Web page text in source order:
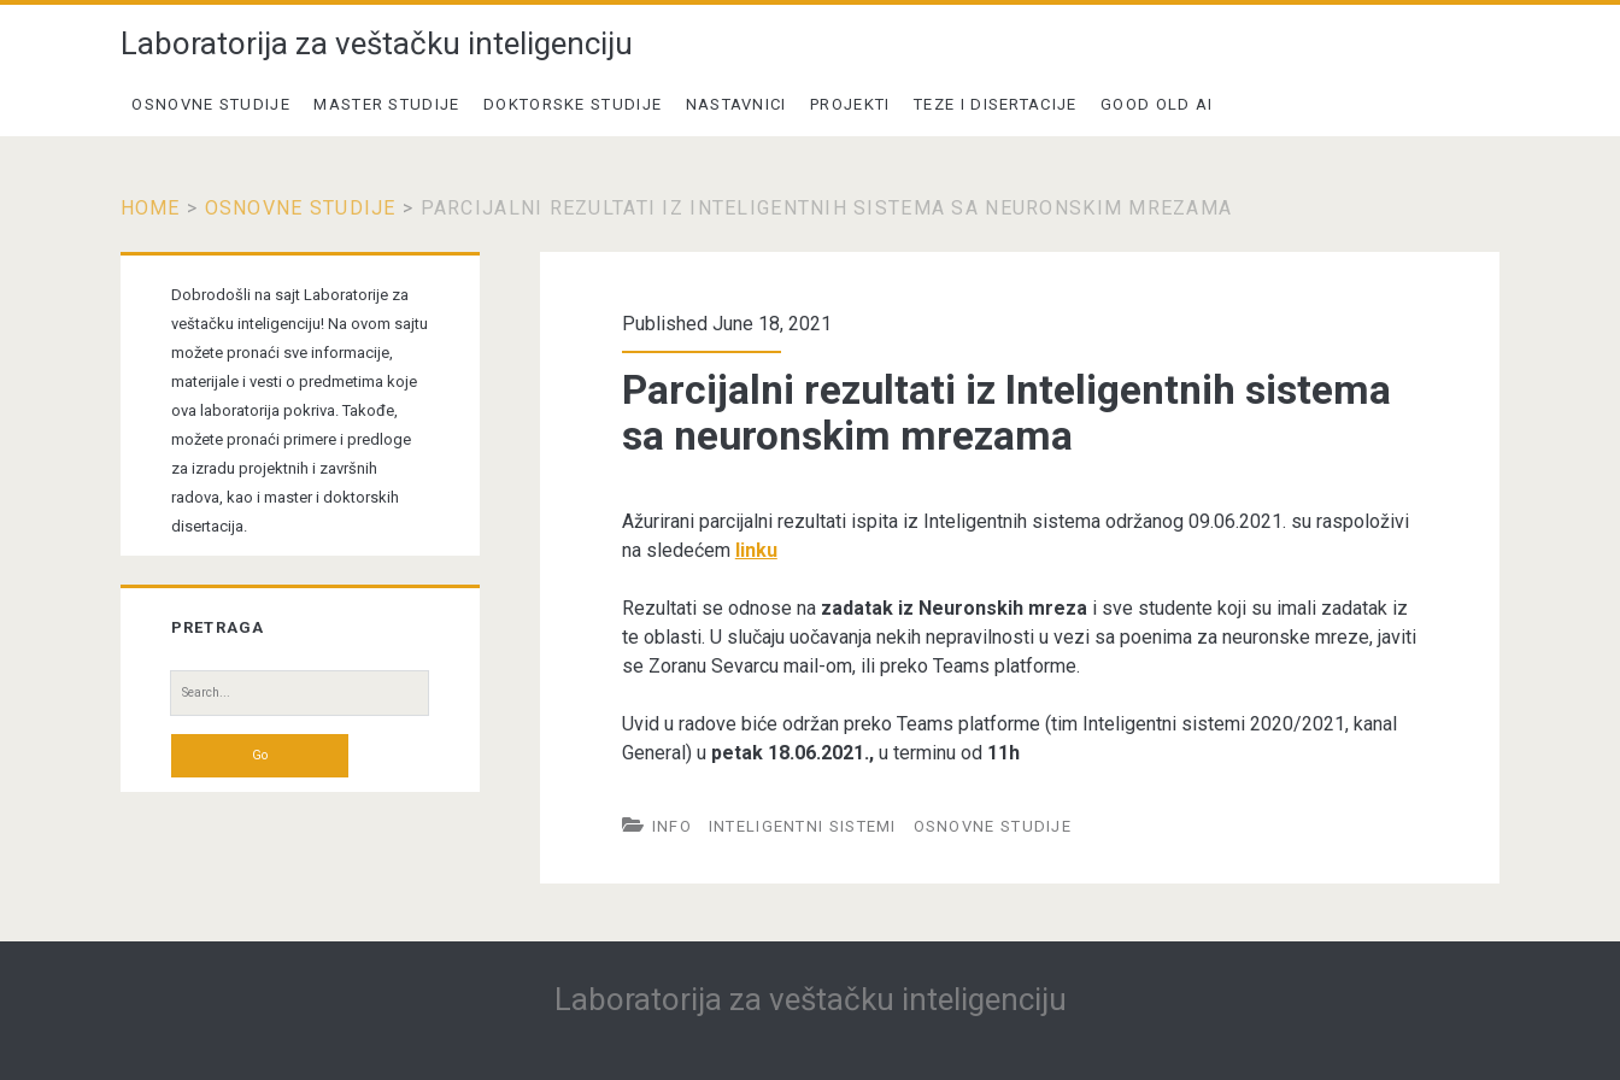
Laboratorija za veštačku inteligenciju
OSNOVNE STUDIJE MASTER STUDIJE DOKTORSKE STUDIJE NASTAVNICI PROJEKTI TEZE I DISERTACIJE GOOD OLD AI
HOME > OSNOVNE STUDIJE > PARCIJALNI REZULTATI IZ INTELIGENTNIH SISTEMA SA NEURONSKIM MREZAMA
Published June 18, 2021
Parcijalni rezultati iz Inteligentnih sistema
sa neuronskim mrezama
Ažurirani parcijalni rezultati ispita iz Inteligentnih sistema održanog 09.06.2021. su raspoloživi
na sledećem linku
Rezultati se odnose na zadatak iz Neuronskih mrezai sve studente koji su imali zadatak iz
te oblasti. U slučaju uočavanja nekih nepravilnosti u vezi sa poenima za neuronske mreze, javiti
se Zoranu Sevarcu mail-om, ili preko Teams platforme.
Uvid u radove biće održan preko Teams platforme (tim Inteligentni sistemi 2020/2021, kanal
General) u petak 18.06.2021., u terminu od 11h
INFO INTELIGENTNI SISTEMI OSNOVNE STUDIJE
Sidebar
Dobrodošli na sajt Laboratorije za
veštačku inteligenciju! Na ovom sajtu
možete pronaći sve informacije,
materijale i vesti o predmetima koje
ova laboratorija pokriva. Takođe,
možete pronaći primere i predloge
za izradu projektnih i završnih
radova, kao i master i doktorskih
disertacija.
PRETRAGA
Search
for:
Laboratorija za veštačku inteligenciju